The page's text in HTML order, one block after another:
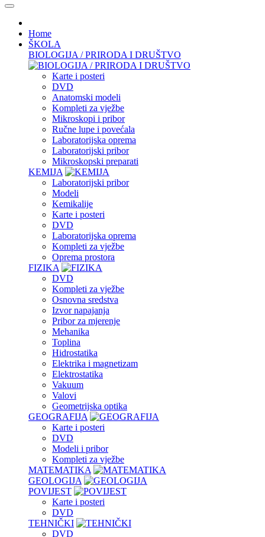
Home
ŠKOLA
BIOLOGIJA / PRIRODA I DRUŠTVO
Karte i posteri
DVD
Anatomski modeli
Kompleti za vježbe
Mikroskopi i pribor
Ručne lupe i povećala
Laboratorijska oprema
Laboratorijski pribor
Mikroskopski preparati
KEMIJA
Laboratorijski pribor
Modeli
Kemikalije
Karte i posteri
DVD
Laboratorijska oprema
Kompleti za vježbe
Oprema prostora
FIZIKA
DVD
Kompleti za vježbe
Osnovna sredstva
Izvor napajanja
Pribor za mjerenje
Mehanika
Toplina
Hidrostatika
Elektrika i magnetizam
Elektrostatika
Vakuum
Valovi
Geometrijska optika
GEOGRAFIJA
Karte i posteri
DVD
Modeli i pribor
Kompleti za vježbe
MATEMATIKA
GEOLOGIJA
POVIJEST
Karte i posteri
DVD
TEHNIČKI
DVD